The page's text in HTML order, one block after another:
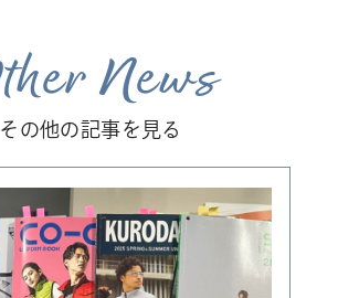
News
その他の記事を見る